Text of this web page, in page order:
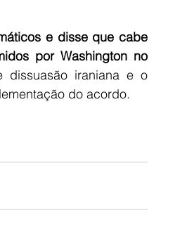
e disse que cabe
por Washington no
iraniana e o
do acordo.